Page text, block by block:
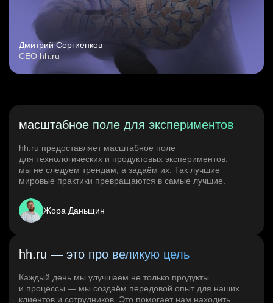
Дмитрий Сергиенков
CEO hh.ru
масштабное поле для экспериментов
hh.ru предоставляет масштабное поле
для технологических и продуктовых экспериментов:
мы не следуем трендам, а задаём их. Так лучшие
мировые практики превращаются в самые лучшие.
Жора Даньщин
hh.ru — это про великую цель
Каждый день мы улучшаем не только продукты
и процессы — мы создаём передовой опыт для наших
клиентов и сотрудников. Это помогает нам находить